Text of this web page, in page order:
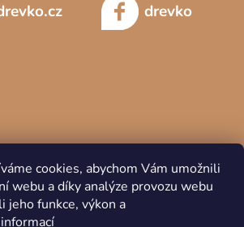
cookies, abychom Vám umožnili
webu a díky analýze provozu webu
jeho funkce, výkon a
drevko